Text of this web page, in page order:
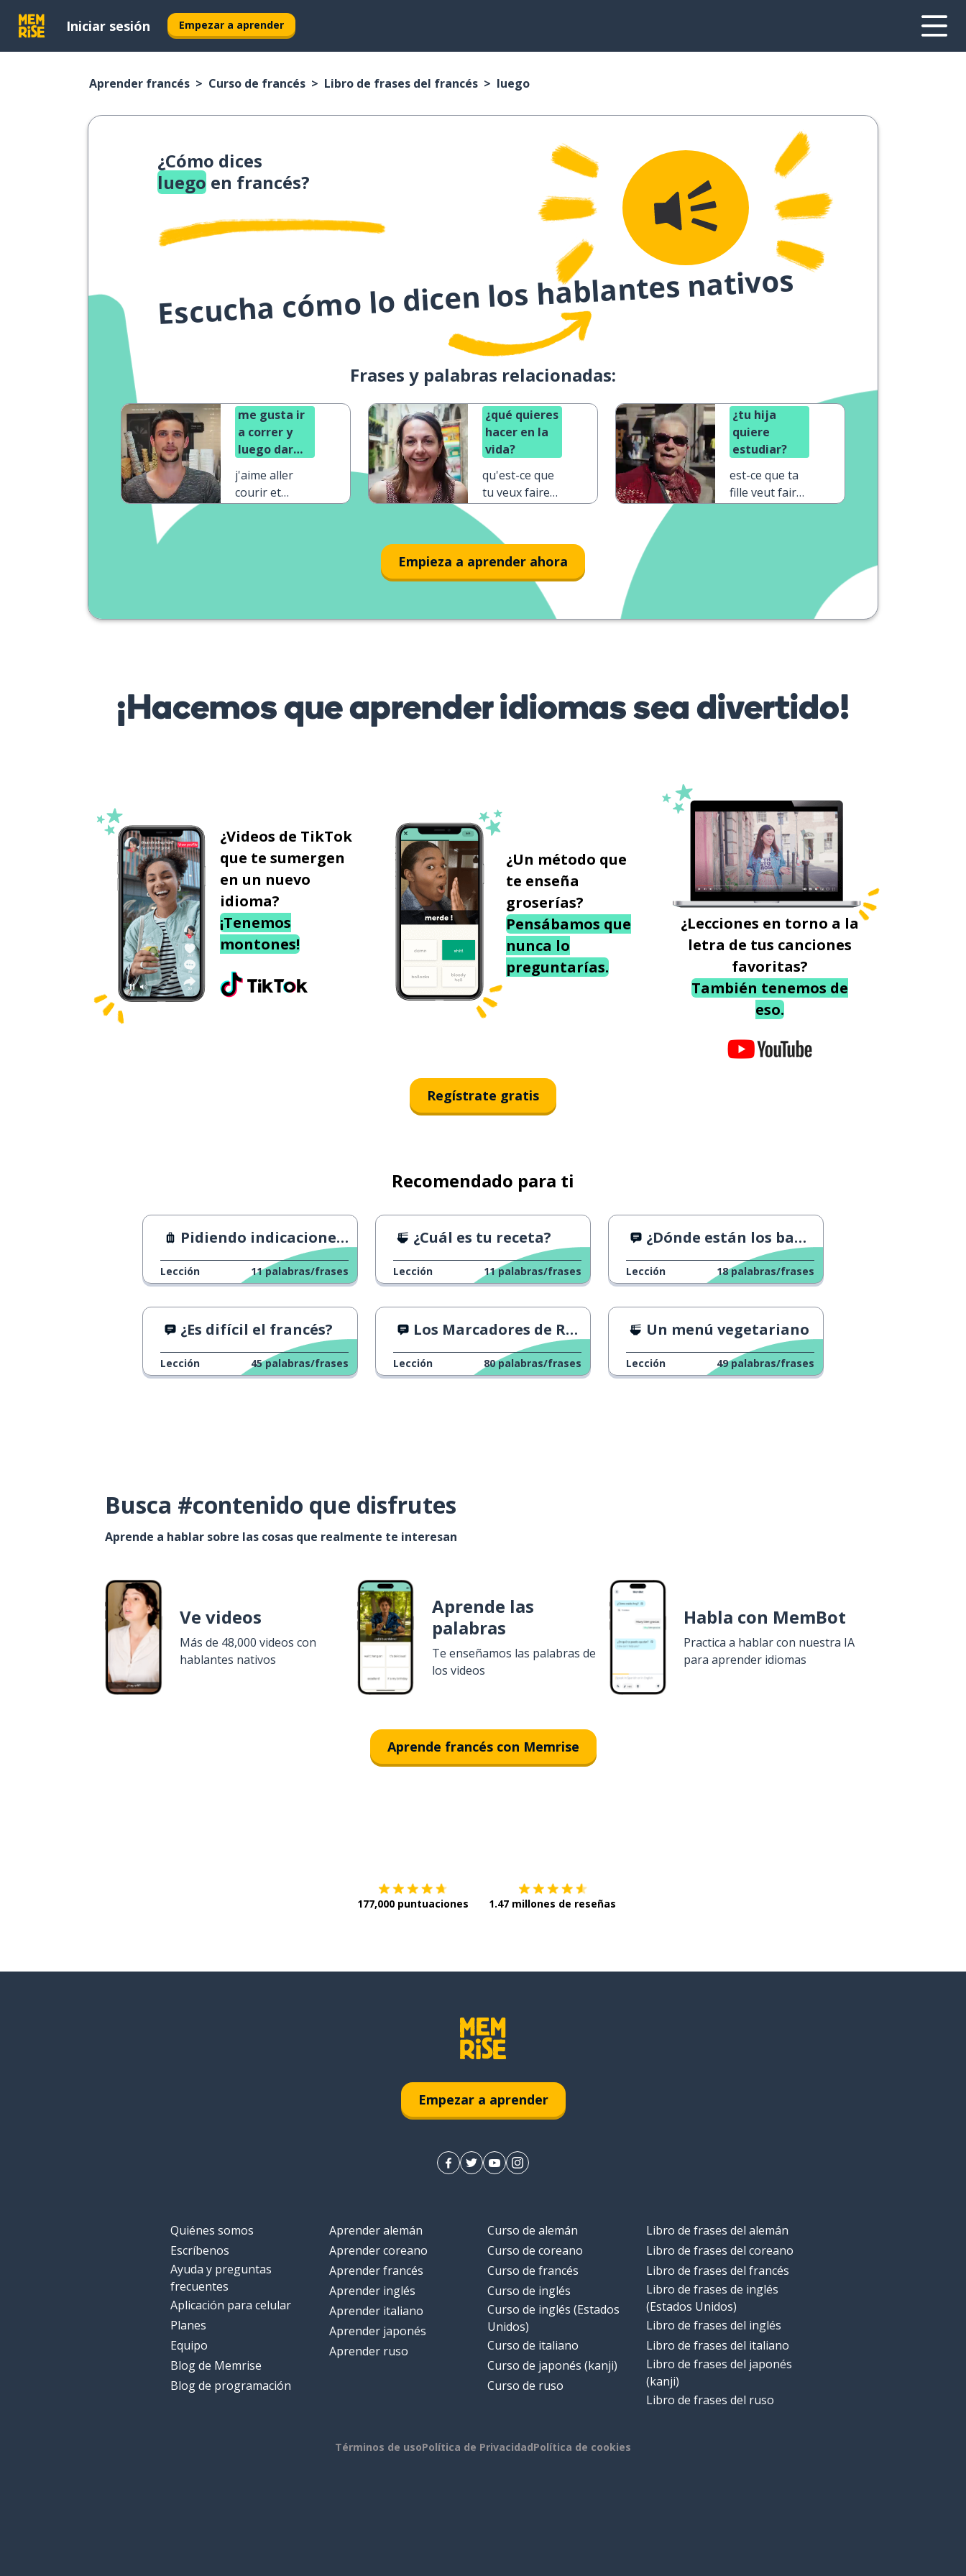
Iniciar sesión Empezar a aprender
Aprender francés Curso de francés Libro de frases del francés luego
¿Cómo dices
luego en francés?
Escucha cómo lo dicen los hablantes nativos
Frases y palabras relacionadas:
me gusta ir
a correr y
luego darme
j'aime aller
courir et
¿qué quieres
hacer en la
vida?
qu'est-ce que
tu veux faire
¿tu hija
quiere
estudiar?
est-ce que ta
fille veut faire
Empieza a aprender ahora
¡Hacemos que aprender idiomas sea divertido!
¿Videos de TikTok
que te sumergen
en un nuevo
idioma?
¡Tenemos
montones!
¿Un método que
te enseña
groserías?
Pensábamos que
nunca lo
preguntarías.
¿Lecciones en torno a la
letra de tus canciones
favoritas?
También tenemos de
eso.
Regístrate gratis
Recomendado para ti
Pidiendo indicaciones 2
Lección 11 palabras/frases
¿Cuál es tu receta?
Lección 11 palabras/frases
¿Dónde están los baños? 1
Lección 18 palabras/frases
¿Es difícil el francés?
Lección 45 palabras/frases
Los Marcadores de Relaciones
Lección 80 palabras/frases
Un menú vegetariano
Lección 49 palabras/frases
Busca #contenido que disfrutes
Aprende a hablar sobre las cosas que realmente te interesan
Ve videos
Más de 48,000 videos con
hablantes nativos
Aprende las
palabras
Te enseñamos las palabras de
los videos
Habla con MemBot
Practica a hablar con nuestra IA
para aprender idiomas
Aprende francés con Memrise
177,000 puntuaciones 1.47 millones de reseñas
Empezar a aprender
Quiénes somos
Escríbenos
Ayuda y preguntas
frecuentes
Aplicación para celular
Planes
Equipo
Blog de Memrise
Blog de programación
Aprender alemán
Aprender coreano
Aprender francés
Aprender inglés
Aprender italiano
Aprender japonés
Aprender ruso
Curso de alemán
Curso de coreano
Curso de francés
Curso de inglés
Curso de inglés (Estados
Unidos)
Curso de italiano
Curso de japonés (kanji)
Curso de ruso
Libro de frases del alemán
Libro de frases del coreano
Libro de frases del francés
Libro de frases de inglés
(Estados Unidos)
Libro de frases del inglés
Libro de frases del italiano
Libro de frases del japonés
(kanji)
Libro de frases del ruso
Términos de usoPolítica de PrivacidadPolítica de cookies